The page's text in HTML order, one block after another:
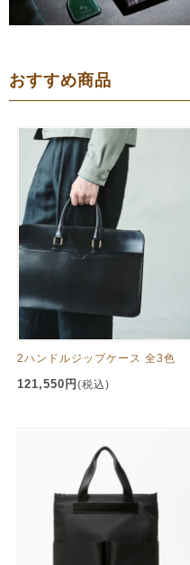
おすすめ商品
2ハンドルジップケース 全3色
121,550円 (税込)